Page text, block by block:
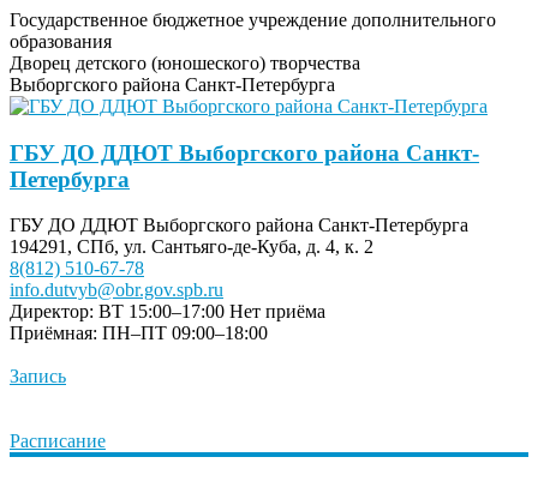
Государственное бюджетное учреждение дополнительного
образования
Дворец детского (юношеского) творчества
Выборгского района Санкт-Петербурга
ГБУ ДО ДДЮТ Выборгского района Санкт-
Петербурга
ГБУ ДО ДДЮТ Выборгского района Санкт-Петербурга
194291, СПб, ул. Сантьяго-де-Куба, д. 4, к. 2
8(812) 510-67-78
info.dutvyb@obr.gov.spb.ru
Директор: ВТ 15:00–17:00 Нет приёма
Приёмная: ПН–ПТ 09:00–18:00
Запись
Расписание